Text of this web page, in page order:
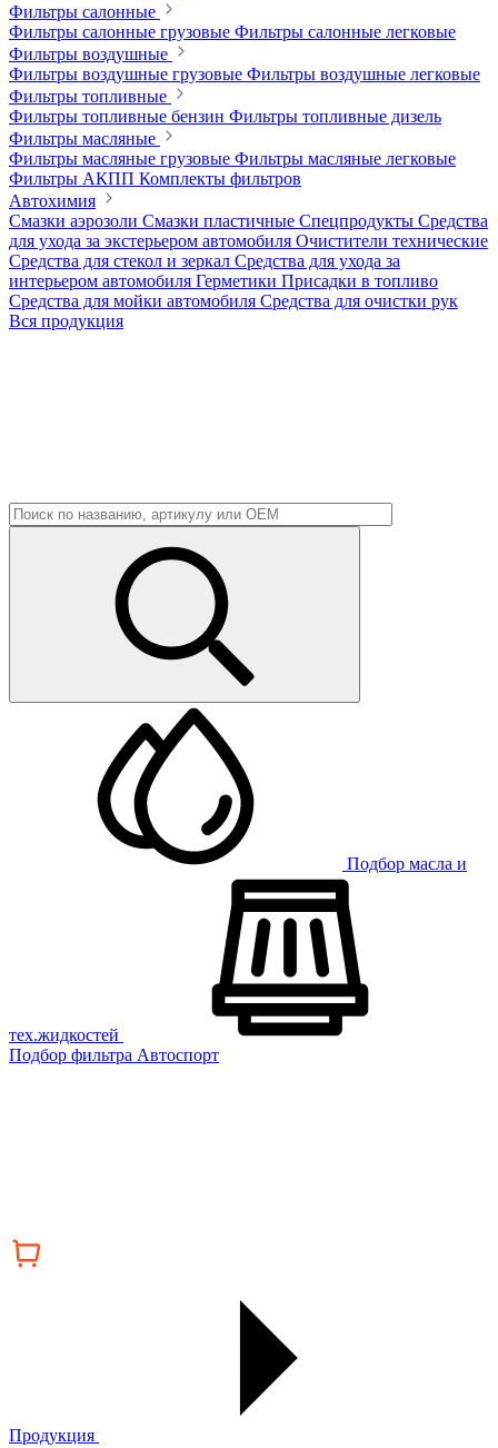
Фильтры салонные
Фильтры салонные грузовые Фильтры салонные легковые
Фильтры воздушные
Фильтры воздушные грузовые Фильтры воздушные легковые
Фильтры топливные
Фильтры топливные бензин Фильтры топливные дизель
Фильтры масляные
Фильтры масляные грузовые Фильтры масляные легковые
Фильтры АКПП Комплекты фильтров
Автохимия
Смазки аэрозоли Смазки пластичные Спецпродукты Средства
для ухода за экстерьером автомобиля Очистители технические
Средства для стекол и зеркал Средства для ухода за
интерьером автомобиля Герметики Присадки в топливо
Средства для мойки автомобиля Средства для очистки рук
Вся продукция
Подбор масла и
тех.жидкостей
Подбор фильтра Автоспорт
Продукция